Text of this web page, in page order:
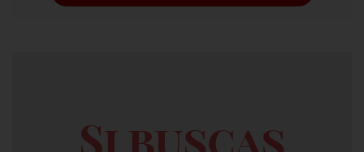
Si buscas